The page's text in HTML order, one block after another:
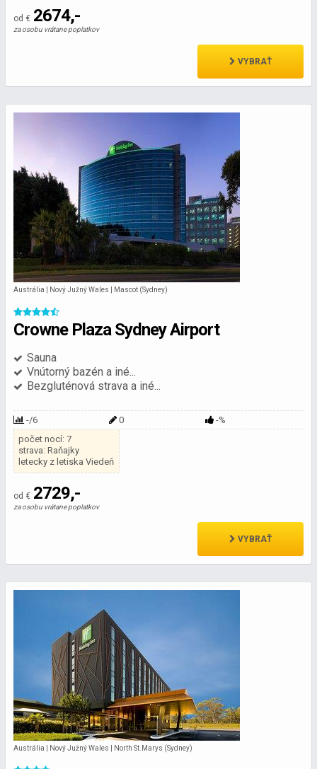
od € 2674,-
za osobu vrátane poplatkov
VYBRAŤ
Austrália | Nový Južný Wales | Mascot (Sydney)
Crowne Plaza Sydney Airport
Sauna
Vnútorný bazén a iné...
Bezgluténová strava a iné...
-/6 0
-%
počet nocí: 7
strava: Raňajky
letecky z letiska Viedeň
od € 2729,-
za osobu vrátane poplatkov
VYBRAŤ
Austrália | Nový Južný Wales | North St.Marys (Sydney)